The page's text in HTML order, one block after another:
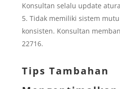
Konsultan selalu update
Tidak memiliki sistem
konsisten. Konsultan
22716.
Tips Tambahan